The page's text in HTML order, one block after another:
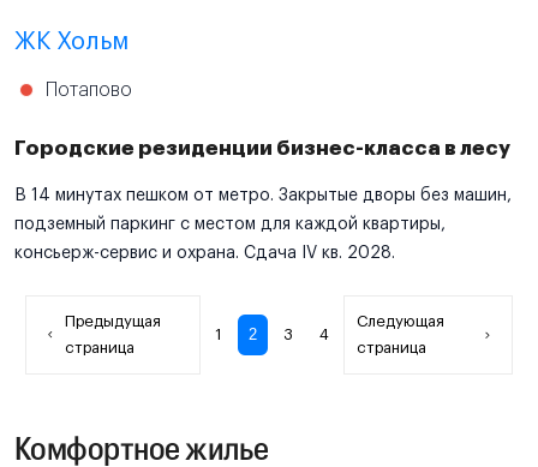
ЖК Хольм
Потапово
Городские резиденции бизнес-класса в лесу
В 14 минутах пешком от метро. Закрытые дворы без машин,
подземный паркинг с местом для каждой квартиры,
консьерж-сервис и охрана. Сдача IV кв. 2028.
Предыдущая
страница
1 2 3 4
Следующая
страница
Комфортное жилье